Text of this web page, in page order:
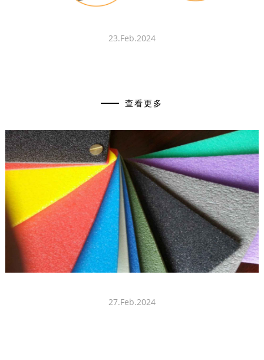
23.Feb.2024
查看更多
27.Feb.2024